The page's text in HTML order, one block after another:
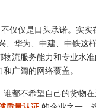
仅仅是口头承诺。实
、华为、中建、中铁这
流服务能力和专业水
广阔的网络覆盖。
都不希望自己的货物